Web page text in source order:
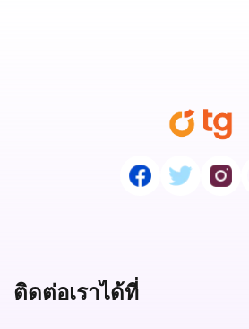
ติดต่อเราได้ที่